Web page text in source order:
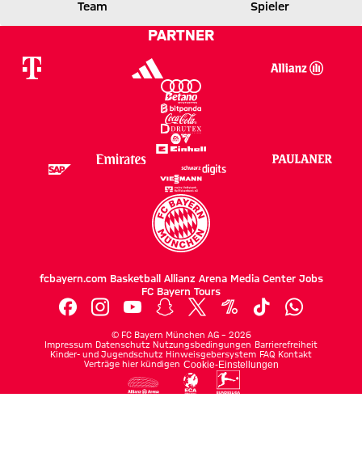
VFB
Team Spieler
PARTNER
fcbayern.com Basketball Allianz Arena Media Center Jobs
FC Bayern Tours
© FC Bayern München AG – 2026
Impressum Datenschutz Nutzungsbedingungen Barrierefreiheit
Kinder- und Jugendschutz Hinweisgebersystem FAQ Kontakt
Verträge hier kündigen Cookie-Einstellungen